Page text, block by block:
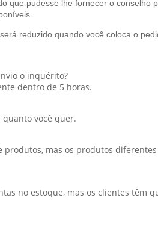
que pudesse lhe fornecer o conselho
reduzido quando você coloca o
o inquérito?
dentro de 5 horas.
você quer.
mas os produtos
no estoque, mas os clientes têm